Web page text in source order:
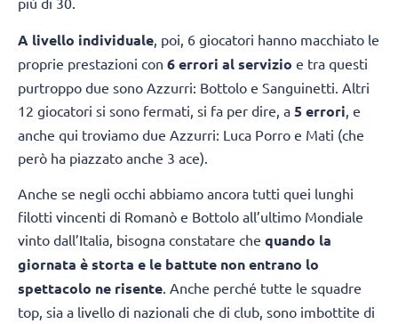
A livello individuale , poi, 6 giocatori hanno macchiato le
proprie prestazioni con 6 errori al servizio e tra questi
purtroppo due sono Azzurri: Bottolo e Sanguinetti. Altri
12 giocatori si sono fermati, si fa per dire, a 5 errori , e
anche qui troviamo due Azzurri: Luca Porro e Mati (che
però ha piazzato anche 3 ace).
Anche se negli occhi abbiamo ancora tutti quei lunghi
filotti vincenti di Romanò e Bottolo all’ultimo Mondiale
vinto dall’Italia, bisogna constatare che quando la
giornata è storta e le battute non entrano lo
spettacolo ne risente. Anche perché tutte le squadre
top, sia a livello di nazionali che di club, sono imbottite di